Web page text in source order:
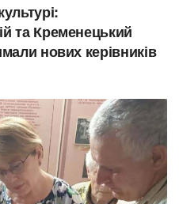
та Кременецький
нових керівників